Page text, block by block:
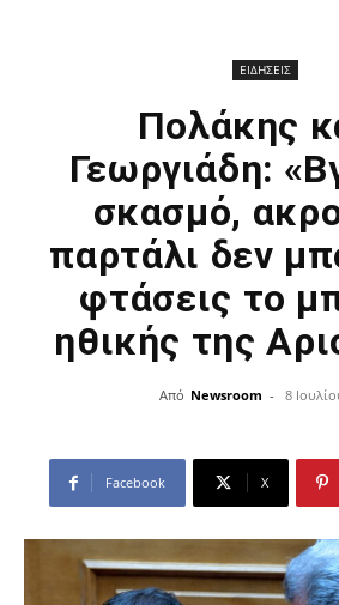
ΕΙΔΗΣΕΙΣ
Πολάκης
Γεωργιάδη:
σκασμό,
παρτάλι δεν
φτάσεις το
ηθικής της
Από Newsroom - 8
Facebook X